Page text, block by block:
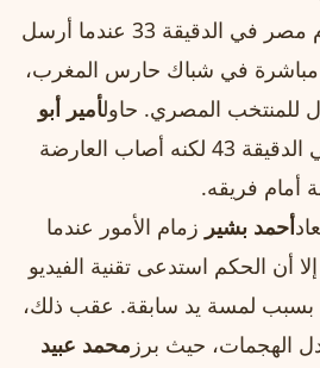
هجوم مصر في الدقيقة 33 عندما أرسل
في شباك حارس المغرب،
للمنتخب المصري. حاولأمير أبو
إكمال التسجيل في الدقيقة 43 لكنه أصاب العارضة
أمام فريقه.
أحمد بشير زمام الأمور عندما
أن الحكم استدعى تقنية الفيديو
بسبب لمسة يد سابقة. عقب ذلك،
الهجمات، حيث برز محمد عبيد